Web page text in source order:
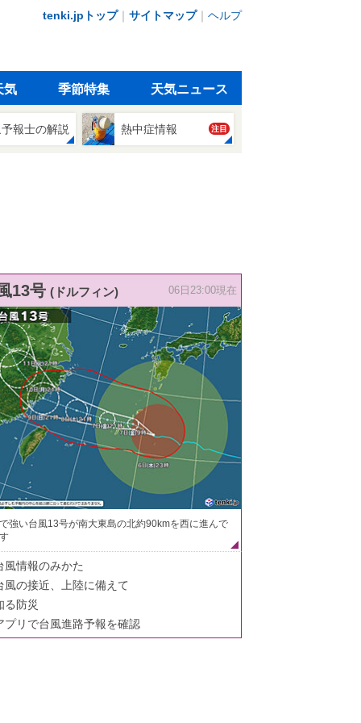
tenki.jpトップ｜ サイトマップ｜ ヘルプ
気 季節特集 天気ニュース
報士の解説 熱中症情報 注目
13号 (ドルフィン) 06日23:00現在
強い台風13号が南大東島の北約90kmを西に進んで
風情報のみかた
風の接近、上陸に備えて
る防災
プリで台風進路予報を確認